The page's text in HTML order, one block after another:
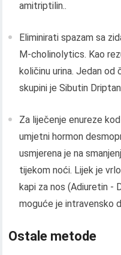
amitriptilin..
Eliminirati spazam sa
M-cholinolytics. Kao
količinu urina. Jedan
skupini je Sibutin
Za liječenje enureze
umjetni hormon
usmjerena je na
tijekom noći. Lijek je
kapi za nos (Adiuretin -
moguće je intravensko
Ostale metode